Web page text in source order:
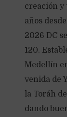
creación y
años
2026 DC
120.
Medellín
venida de
la Toráh
dando